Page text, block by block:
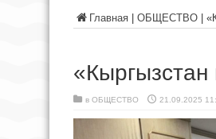
Главная ОБЩЕСТВО
«Кыргызстан
в ОБЩЕСТВО 21.09.2025